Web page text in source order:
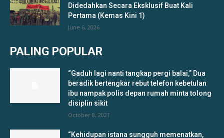
Didedahkan Secara Eksklusif Buat Kali
Pertama (Kemas Kini 1)
June 6, 2026
PALING POPULAR
“Gaduh lagi nanti tangkap pergi balai,” Dua
beradik bertengkar rebut telefon kebetulan
ibu nampak polis depan rumah minta tolong
disiplin sikit
October 8, 2021
“Kehidupan istana sungguh memenatkan,